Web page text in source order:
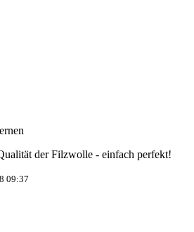
der Filzwolle - einfach perfekt!
09:37